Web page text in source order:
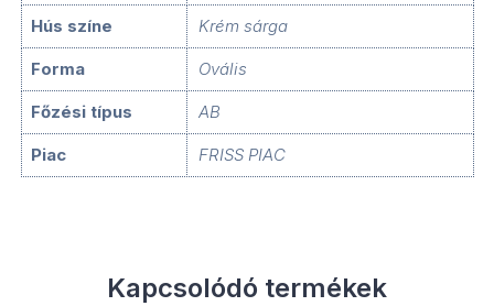
Hús színe Krém sárga
Forma Ovális
Főzési típus AB
Piac FRISS PIAC
Kapcsolódó termékek